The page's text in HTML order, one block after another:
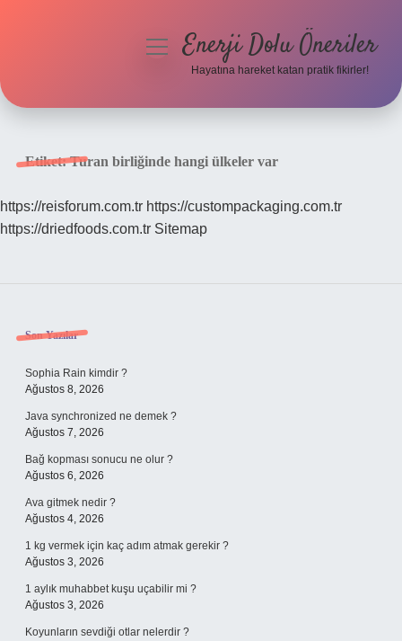
Hakkımızda
menüyüEnerji Dolu Öneriler
Hayatına hareket katan pratik fikirler!
Etiket:Turan birliğinde hangi ülkeler var
https://reisforum.com.tr https://custompackaging.com.tr
https://driedfoods.com.tr Sitemap
Sidebar
Son Yazılar
Sophia Rain kimdir ?
Ağustos 8, 2026
Java synchronized ne demek ?
Ağustos 7, 2026
Bağ kopması sonucu ne olur ?
Ağustos 6, 2026
Ava gitmek nedir ?
Ağustos 4, 2026
1 kg vermek için kaç adım atmak gerekir ?
Ağustos 3, 2026
1 aylık muhabbet kuşu uçabilir mi ?
Ağustos 3, 2026
Koyunların sevdiği otlar nelerdir ?